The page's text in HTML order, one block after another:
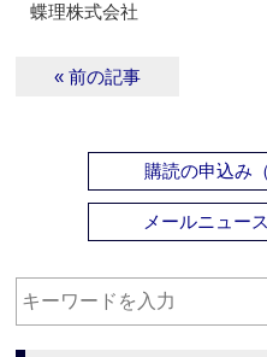
蝶理株式会社
« 前の記事
購読の申込み
メールニュー